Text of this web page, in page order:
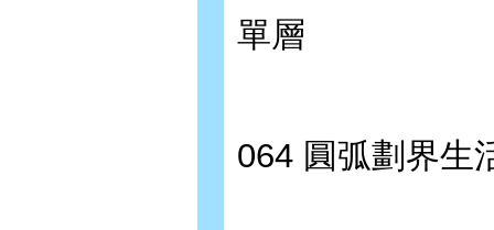
單層
064 圓弧劃界生